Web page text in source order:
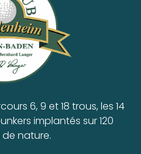
6, 9 et 18 trous, les 14
implantés sur 120
nature.